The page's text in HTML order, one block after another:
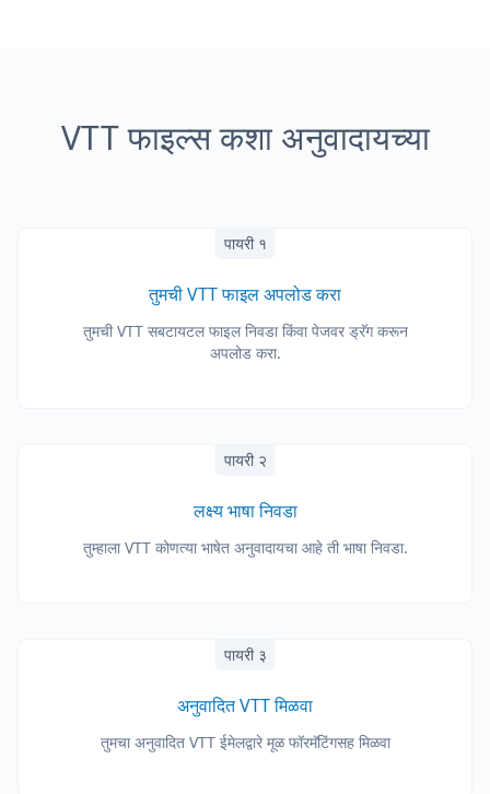
VTT फाइल्स कशा अनुवादायच्या
पायरी १
तुमची VTT फाइल अपलोड करा
तुमची VTT सबटायटल फाइल निवडा किंवा पेजवर ड्रॅग करून
अपलोड करा.
पायरी २
लक्ष्य भाषा निवडा
तुम्हाला VTT कोणत्या भाषेत अनुवादायचा आहे ती भाषा निवडा.
पायरी ३
अनुवादित VTT मिळवा
तुमचा अनुवादित VTT ईमेलद्वारे मूळ फॉरमॅटिंगसह मिळवा